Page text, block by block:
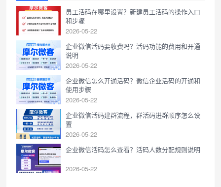
员工活码在哪里设置？新建员工活码的操作入口
和步骤
2026-05-22
企业微信活码要收费吗？活码功能的费用和开通
说明
2026-05-22
企业微信怎么开通活码？微信企业活码的开通和
使用步骤
2026-05-22
企业微信活码建群流程，群活码进群顺序怎么设
置
2026-05-22
企业微信活码怎么查看？活码人数分配规则说明
2026-05-22